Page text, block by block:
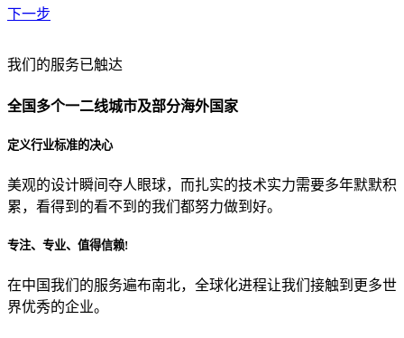
下一步
贵公司预算范围是？
贵公司的团队规模是？
目前主要的营销渠道是？
我们的服务已触达
全国多个一二线城市及部分海外国家
定义行业标准的决心
美观的设计瞬间夺人眼球，而扎实的技术实力需要多年默默积
累，看得到的看不到的我们都努力做到好。
专注、专业、值得信赖!
在中国我们的服务遍布南北，全球化进程让我们接触到更多世
界优秀的企业。